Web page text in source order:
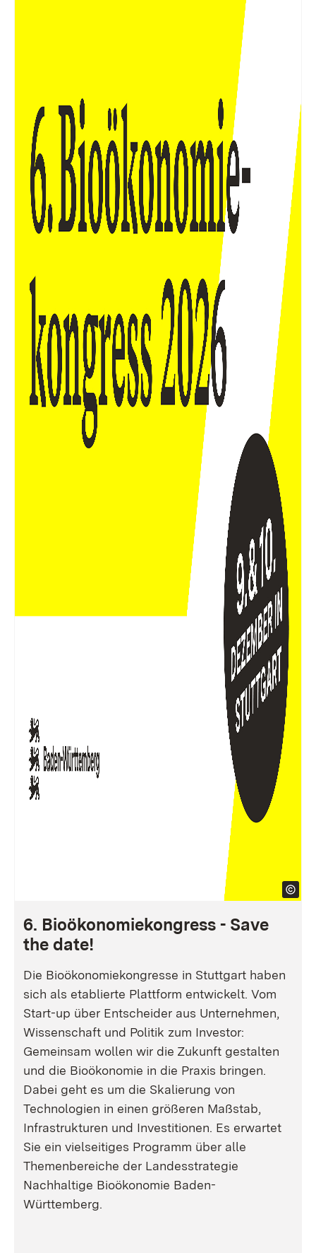
6. Bioökonomiekongress - Save
the date!
Die Bioökonomiekongresse in Stuttgart haben
sich als etablierte Plattform entwickelt. Vom
Start-up über Entscheider aus Unternehmen,
Wissenschaft und Politik zum Investor:
Gemeinsam wollen wir die Zukunft gestalten
und die Bioökonomie in die Praxis bringen.
Dabei geht es um die Skalierung von
Technologien in einen größeren Maßstab,
Infrastrukturen und Investitionen. Es erwartet
Sie ein vielseitiges Programm über alle
Themenbereiche der Landesstrategie
Nachhaltige Bioökonomie Baden-
Württemberg.